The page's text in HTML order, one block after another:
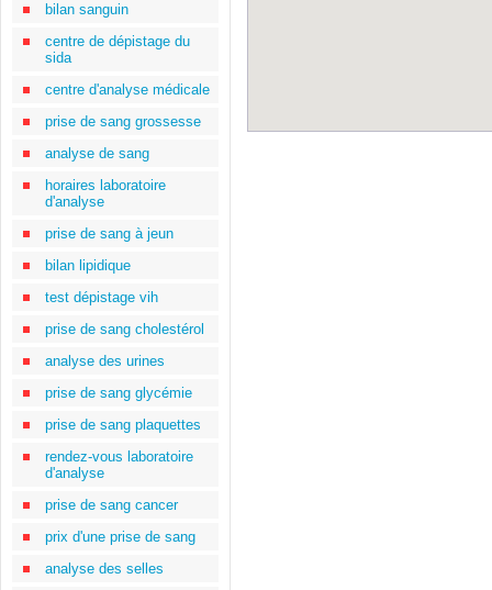
bilan sanguin
centre de dépistage du
sida
centre d'analyse médicale
prise de sang grossesse
analyse de sang
horaires laboratoire
d'analyse
prise de sang à jeun
bilan lipidique
test dépistage vih
prise de sang cholestérol
analyse des urines
prise de sang glycémie
prise de sang plaquettes
rendez-vous laboratoire
d'analyse
prise de sang cancer
prix d'une prise de sang
analyse des selles